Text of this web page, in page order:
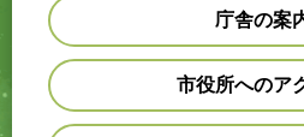
庁舎の案
市役所へのア